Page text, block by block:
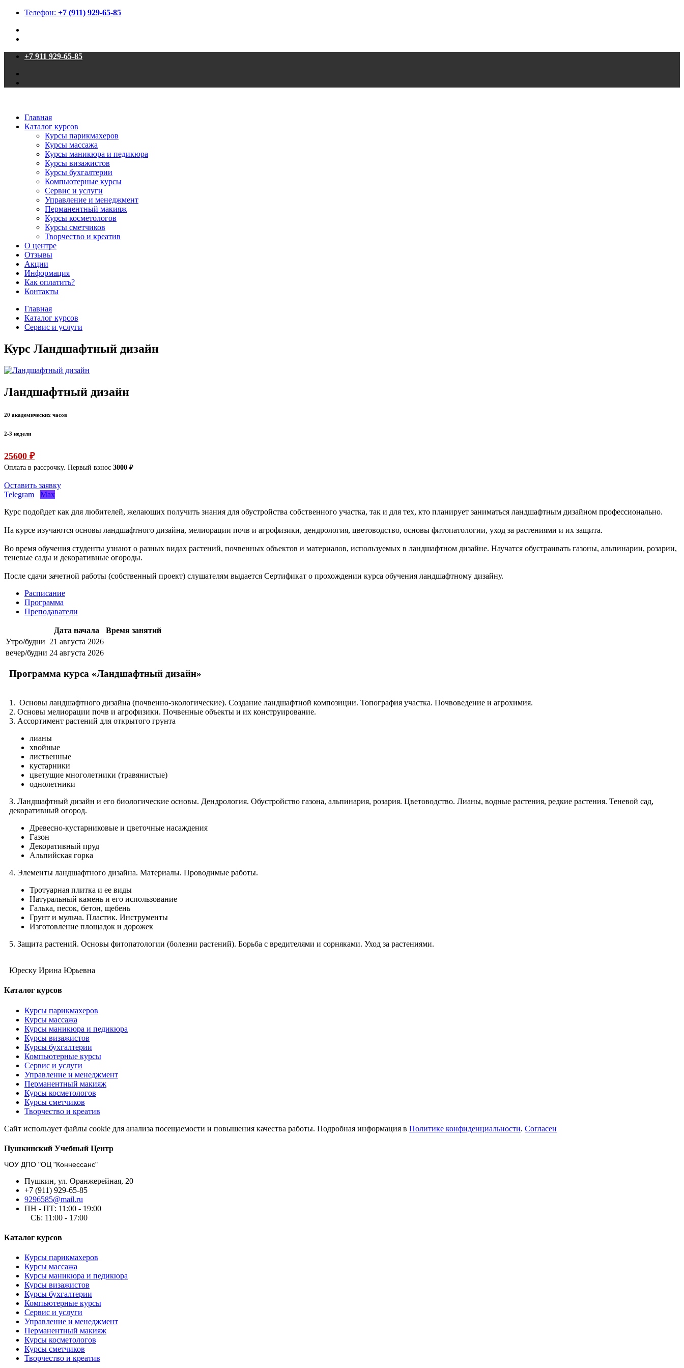
Телефон: +7 (911) 929-65-85
+7 911 929-65-85
Главная
Каталог курсов
Курсы парикмахеров
Курсы массажа
Курсы маникюра и педикюра
Курсы визажистов
Курсы бухгалтерии
Компьютерные курсы
Сервис и услуги
Управление и менеджмент
Перманентный макияж
Курсы косметологов
Курсы сметчиков
Творчество и креатив
О центре
Отзывы
Акции
Информация
Как оплатить?
Контакты
Главная
Каталог курсов
Сервис и услуги
Курс Ландшафтный дизайн
Ландшафтный дизайн
20 академических часов
2-3 недели
25600 ₽
Оплата в рассрочку. Первый взнос 3000 ₽
Оставить заявку
Telegram
Max
Курс подойдет как для любителей, желающих получить знания для обустройства собственного участка, так и для тех, кто планирует заниматься ландшафтным дизайном профессионально.
На курсе изучаются основы ландшафтного дизайна, мелиорации почв и агрофизики, дендрология, цветоводство, основы фитопатологии, уход за растениями и их защита.
Во время обучения студенты узнают о разных видах растений, почвенных объектов и материалов, используемых в ландшафтном дизайне. Научатся обустраивать газоны, альпинарии, розарии,
теневые сады и декоративные огороды.
После сдачи зачетной работы (собственный проект) слушателям выдается Сертификат о прохождении курса обучения ландшафтному дизайну.
Расписание
Программа
Преподаватели
Дата начала
Время занятий
Утро/будни 21 августа 2026
вечер/будни 24 августа 2026
Программа курса «Ландшафтный дизайн»
1. Основы ландшафтного дизайна (почвенно-экологические). Создание ландшафтной композиции. Топография участка. Почвоведение и агрохимия.
2. Основы мелиорации почв и агрофизики. Почвенные объекты и их конструирование.
3. Ассортимент растений для открытого грунта
лианы
хвойные
лиственные
кустарники
цветущие многолетники (травянистые)
однолетники
З. Ландшафтный дизайн и его биологические основы. Дендрология. Обустройство газона, альпинария, розария. Цветоводство. Лианы, водные растения, редкие растения. Теневой сад,
декоративный огород.
Древесно-кустарниковые и цветочные насаждения
Газон
Декоративный пруд
Альпийская горка
4. Элементы ландшафтного дизайна. Материалы. Проводимые работы.
Тротуарная плитка и ее виды
Натуральный камень и его использование
Галька, песок, бетон, щебень
Грунт и мульча. Пластик. Инструменты
Изготовление площадок и дорожек
5. Защита растений. Основы фитопатологии (болезни растений). Борьба с вредителями и сорняками. Уход за растениями.
Юреску Ирина Юрьевна
Каталог курсов
Курсы парикмахеров
Курсы массажа
Курсы маникюра и педикюра
Курсы визажистов
Курсы бухгалтерии
Компьютерные курсы
Сервис и услуги
Управление и менеджмент
Перманентный макияж
Курсы косметологов
Курсы сметчиков
Творчество и креатив
Сайт использует файлы cookie для анализа посещаемости и повышения качества работы. Подробная информация в Политике конфиденциальности. Согласен
Пушкинский Учебный Центр
ЧОУ ДПО "ОЦ "Коннессанс"
Пушкин, ул. Оранжерейная, 20
+7 (911) 929-65-85
9296585@mail.ru
ПН - ПТ: 11:00 - 19:00
СБ: 11:00 - 17:00
Каталог курсов
Курсы парикмахеров
Курсы массажа
Курсы маникюра и педикюра
Курсы визажистов
Курсы бухгалтерии
Компьютерные курсы
Сервис и услуги
Управление и менеджмент
Перманентный макияж
Курсы косметологов
Курсы сметчиков
Творчество и креатив